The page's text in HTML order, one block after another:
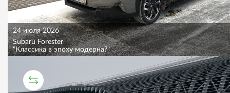
24 июля 2026
Subaru Forester
"Классика в эпоху модерна?"
СРАВНИТЕЛЬНЫЙ ТЕСТ